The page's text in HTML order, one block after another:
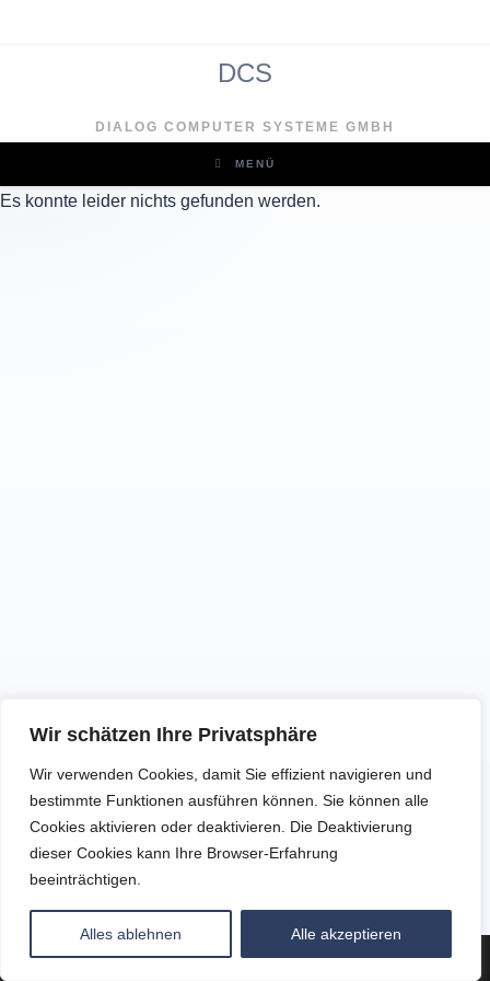
Wir schätzen Ihre Privatsphäre
Wir verwenden Cookies, damit Sie effizient navigieren und
bestimmte Funktionen ausführen können. Sie können alle
Cookies aktivieren oder deaktivieren. Die Deaktivierung
dieser Cookies kann Ihre Browser-Erfahrung
beeinträchtigen.
Alles ablehnen Alle akzeptieren
DCS
DIALOG COMPUTER SYSTEME GMBH
MENÜ
Es konnte leider nichts gefunden werden.
Copyright - WordPress Theme by OceanWP